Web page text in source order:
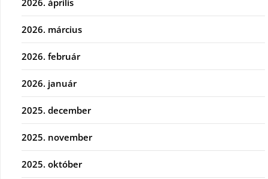
2026. március
2026. február
2026. január
2025. december
2025. november
2025. október